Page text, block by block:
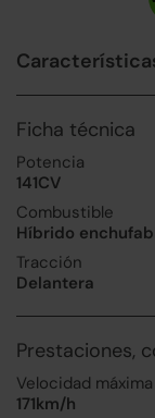
Ficha técnica
Potencia
141CV
Combustible
Híbrido
Tracción
Delantera
Prestaciones,
Velocidad máxima
171km/h